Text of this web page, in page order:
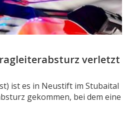
verletzt
ist es in Neustift im Stubaital
gekommen, bei dem eine